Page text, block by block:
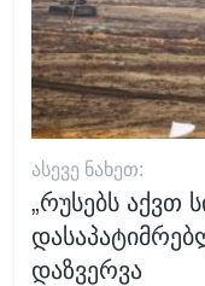
ᲐᲡᲔᲕᲔ ᲜᲐᲮᲔᲗ:
„რუსებს აქვთ
დაზვერვა